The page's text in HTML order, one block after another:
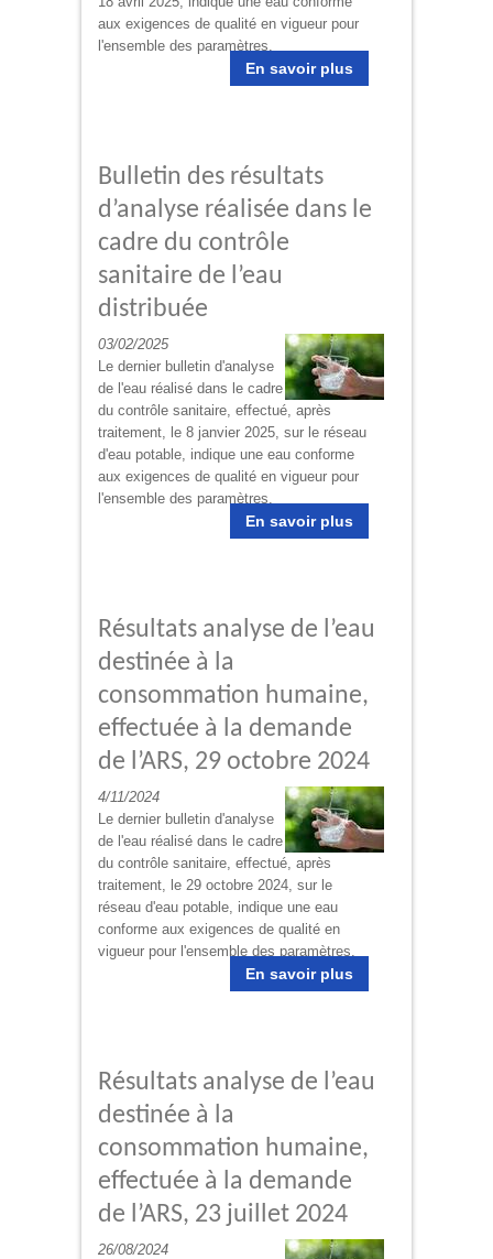
aux exigences de qualité en vigueur pour
l'ensemble des paramètres.
En savoir plus
Bulletin des résultats
d’analyse réalisée dans le
cadre du contrôle
sanitaire de l’eau
distribuée
03/02/2025
Le dernier bulletin d'analyse
de l'eau réalisé dans le cadre
du contrôle sanitaire, effectué, après
traitement, le 8 janvier 2025, sur le réseau
d'eau potable, indique une eau conforme
aux exigences de qualité en vigueur pour
l'ensemble des paramètres.
En savoir plus
Résultats analyse de l’eau
destinée à la
consommation humaine,
effectuée à la demande
de l’ARS, 29 octobre 2024
4/11/2024
Le dernier bulletin d'analyse
de l'eau réalisé dans le cadre
du contrôle sanitaire, effectué, après
traitement, le 29 octobre 2024, sur le
réseau d'eau potable, indique une eau
conforme aux exigences de qualité en
vigueur pour l'ensemble des paramètres.
En savoir plus
Résultats analyse de l’eau
destinée à la
consommation humaine,
effectuée à la demande
de l’ARS, 23 juillet 2024
26/08/2024